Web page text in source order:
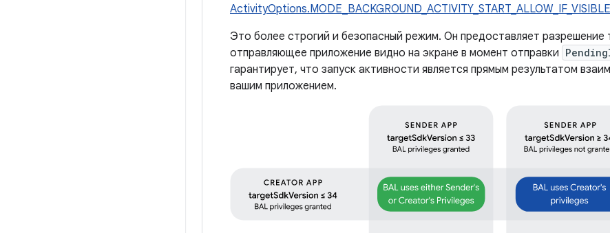
ActivityOptions.MODE_BACKGROUND_ACTIVITY_START_ALLOW_IF_VISIBLE
Это более строгий и безопасный режим. Он предоставляет разрешение
отправляющее приложение видно на экране в момент отправки
гарантирует, что запуск активности является прямым результатом
вашим приложением.